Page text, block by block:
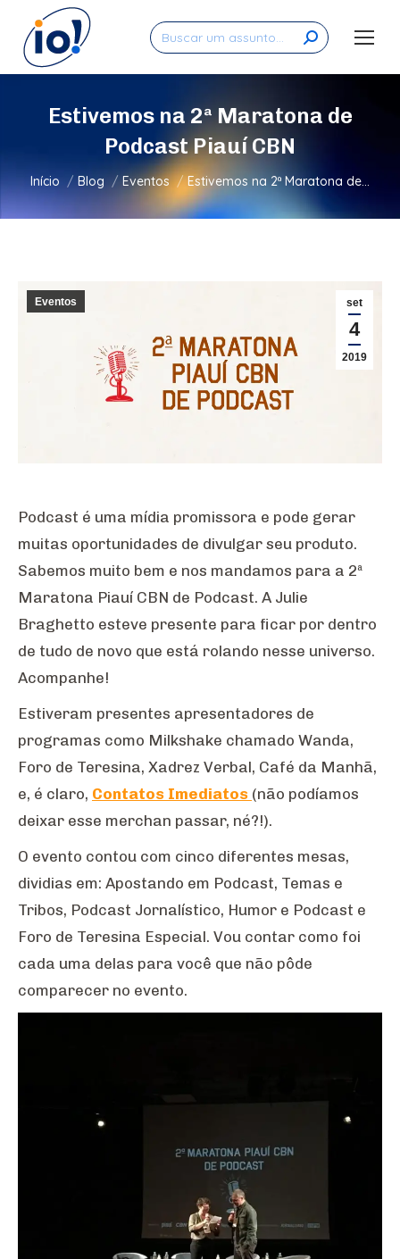
Search:
Estivemos na 2ª Maratona de
Podcast Piauí CBN
Você está aqui:
Início Blog Eventos Estivemos na 2ª Maratona de…
set
4
2019
Eventos
Podcast é uma mídia promissora e pode gerar
muitas oportunidades de divulgar seu produto.
Sabemos muito bem e nos mandamos para a 2ª
Maratona Piauí CBN de Podcast. A Julie
Braghetto esteve presente para ficar por dentro
de tudo de novo que está rolando nesse universo.
Acompanhe!
Estiveram presentes apresentadores de
programas como Milkshake chamado Wanda,
Foro de Teresina, Xadrez Verbal, Café da Manhã,
e, é claro, Contatos Imediatos (não podíamos
deixar esse merchan passar, né?!).
O evento contou com cinco diferentes mesas,
dividias em: Apostando em Podcast, Temas e
Tribos, Podcast Jornalístico, Humor e Podcast e
Foro de Teresina Especial. Vou contar como foi
cada uma delas para você que não pôde
comparecer no evento.